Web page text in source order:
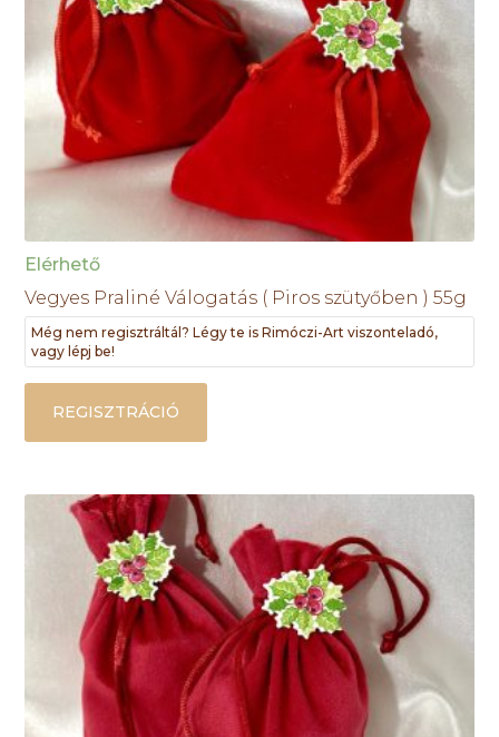
Elérhető
Vegyes Praliné Válogatás ( Piros szütyőben ) 55g
Még nem regisztráltál? Légy te is Rimóczi-Art viszonteladó,
vagy lépj be!
REGISZTRÁCIÓ